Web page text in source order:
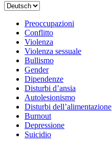
Scegli
lingua
Preoccupazioni
Conflitto
Violenza
Violenza sessuale
Bullismo
Gender
Dipendenze
Disturbi d’ansia
Autolesionismo
Disturbi dell’alimentazione
Burnout
Depressione
Suicidio